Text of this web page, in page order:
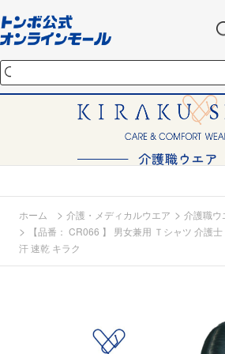
ホーム > 介護・メディカルウエア > 介護職ウ
>
【品番： CR066 】 男女兼用 Ｔシャツ 介護
汗 速乾 キラク